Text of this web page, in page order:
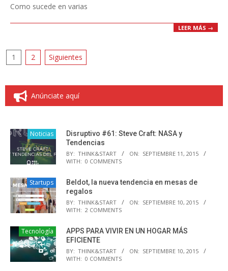
Como sucede en varias
LEER MÁS →
Paginación
entradas
1 2 Siguientes
Anúnciate aquí
Noticias
Disruptivo #61: Steve Craft: NASA y
Tendencias
BY: THINK&START ON: SEPTIEMBRE 11, 2015
WITH: 0 COMMENTS
Startups
Beldot, la nueva tendencia en mesas de
regalos
BY: THINK&START ON: SEPTIEMBRE 10, 2015
WITH: 2 COMMENTS
Tecnología
APPS PARA VIVIR EN UN HOGAR MÁS
EFICIENTE
BY: THINK&START ON: SEPTIEMBRE 10, 2015
WITH: 0 COMMENTS